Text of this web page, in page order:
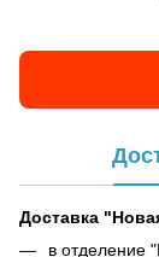
Доставка
в отделение